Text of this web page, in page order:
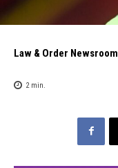
Law & Order Newsroom
2min.